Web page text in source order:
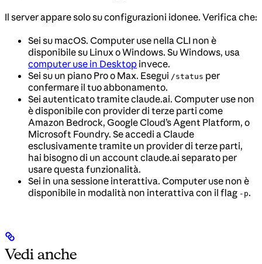
Il server appare solo su configurazioni idonee. Verifica che:
Sei su macOS. Computer use nella CLI non è
disponibile su Linux o Windows. Su Windows, usa
computer use in Desktop invece.
Sei su un piano Pro o Max. Esegui /status per
confermare il tuo abbonamento.
Sei autenticato tramite claude.ai. Computer use non
è disponibile con provider di terze parti come
Amazon Bedrock, Google Cloud’s Agent Platform, o
Microsoft Foundry. Se accedi a Claude
esclusivamente tramite un provider di terze parti,
hai bisogno di un account claude.ai separato per
usare questa funzionalità.
Sei in una sessione interattiva. Computer use non è
disponibile in modalità non interattiva con il flag -p.
Vedi anche